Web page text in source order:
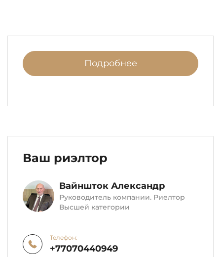
Подробнее
Ваш риэлтор
Вайншток Александр
Руководитель компании. Риелтор
Высшей категории
Телефон:
+77070440949